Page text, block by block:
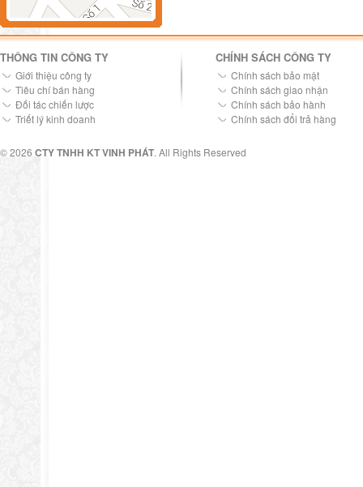
THÔNG TIN CÔNG TY
Giới thiệu công ty
Tiêu chí bán hàng
Đối tác chiến lược
Triết lý kinh doanh
CHÍNH SÁCH CÔNG TY
Chính sách bảo mật
Chính sách giao nhận
Chính sách bảo hành
Chính sách đổi trả hàng
© 2026 CTY TNHH KT VINH PHÁT. All Rights Reserved